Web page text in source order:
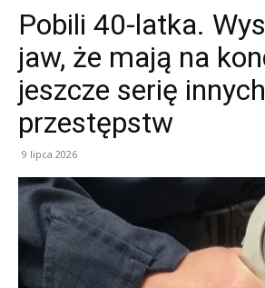
Pobili 40-latka.
jaw, że mają na
jeszcze serię innych
przestępstw
9 lipca 2026